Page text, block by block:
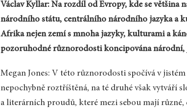
Václav Kyllar: Na rozdíl od Evropy, kde se
národního státu, centrálního národního jazyka a
Afrika nejen zemí s mnoha jazyky, kulturami a
pozoruhodné různorodosti koncipována
Megan Jones: V této různorodosti spočívá v
nepochybně roztříštěná, na té druhé však vytváří
a literárních proudů, které mezi sebou mají